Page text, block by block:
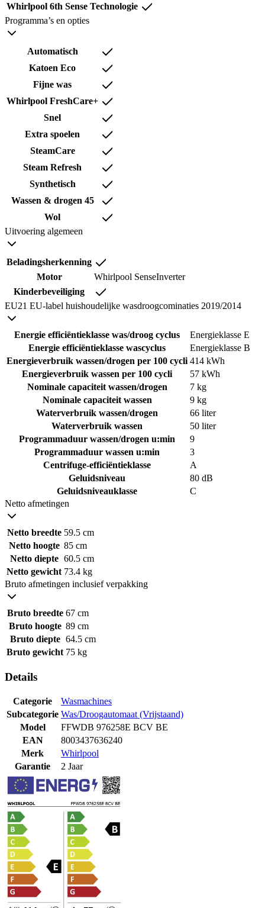
Whirlpool 6th Sense Technologie
Programma’s en opties
Automatisch
Katoen Eco
Fijne was
Whirlpool FreshCare+
Snel
Extra spoelen
SteamCare
Steam Refresh
Synthetisch
Wassen & drogen 45
Wol
Uitvoering algemeen
Beladingsherkenning
Motor
Whirlpool SenseInverter
Kinderbeveiliging
EU21 EU-label huishoudelijke wasdroogcominaties 2019/2014
Energie efficiëntieklasse was/droog cyclus
Energieklasse E
Energie efficiëntieklasse wascyclus
Energieklasse B
Energieverbruik wassen/drogen per 100 cycli 414 kWh
Energieverbruik wassen per 100 cycli
57 kWh
Nominale capaciteit wassen/drogen
7 kg
Nominale capaciteit wassen
9 kg
Waterverbruik wassen/drogen
66 liter
Waterverbruik wassen
50 liter
Programmaduur wassen/drogen u:min
9
Programmaduur wassen u:min
3
Centrifuge-efficiëntieklasse
A
Geluidsniveau
80 dB
Geluidsniveauklasse
C
Netto afmetingen
Netto breedte 59.5 cm
Netto hoogte 85 cm
Netto diepte 60.5 cm
Netto gewicht 73.4 kg
Bruto afmetingen inclusief verpakking
Bruto breedte 67 cm
Bruto hoogte 89 cm
Bruto diepte 64.5 cm
Bruto gewicht 75 kg
Details
Categorie
Wasmachines
Subcategorie Was/Droogautomaat (Vrijstaand)
Model
FFWDB 976258E BCV BE
EAN
8003437636240
Merk
Whirlpool
Garantie
2 Jaar